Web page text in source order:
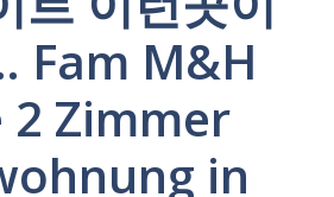
Fam M&H
2 Zimmer
in